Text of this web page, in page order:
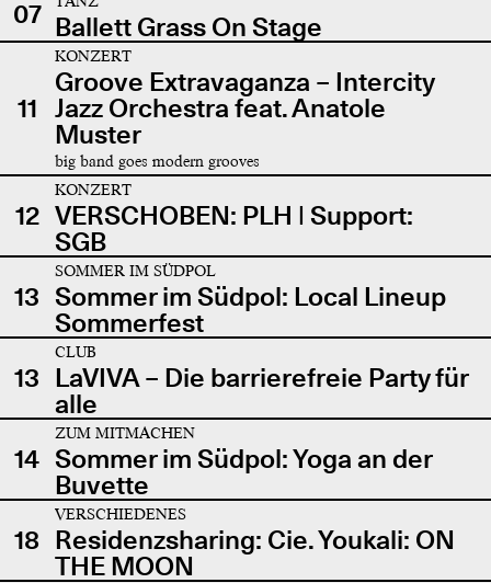
07 Ballett Grass On Stage
11
KONZERT
Groove Extravaganza – Intercity
Jazz Orchestra feat. Anatole
Muster
big band goes modern grooves
12
KONZERT
VERSCHOBEN: PLH | Support:
SGB
13
SOMMER IM SÜDPOL
Sommer im Südpol: Local Lineup
Sommerfest
13
CLUB
LaVIVA – Die barrierefreie Party für
alle
14
ZUM MITMACHEN
Sommer im Südpol: Yoga an der
Buvette
18
VERSCHIEDENES
Residenzsharing: Cie. Youkali: ON
THE MOON